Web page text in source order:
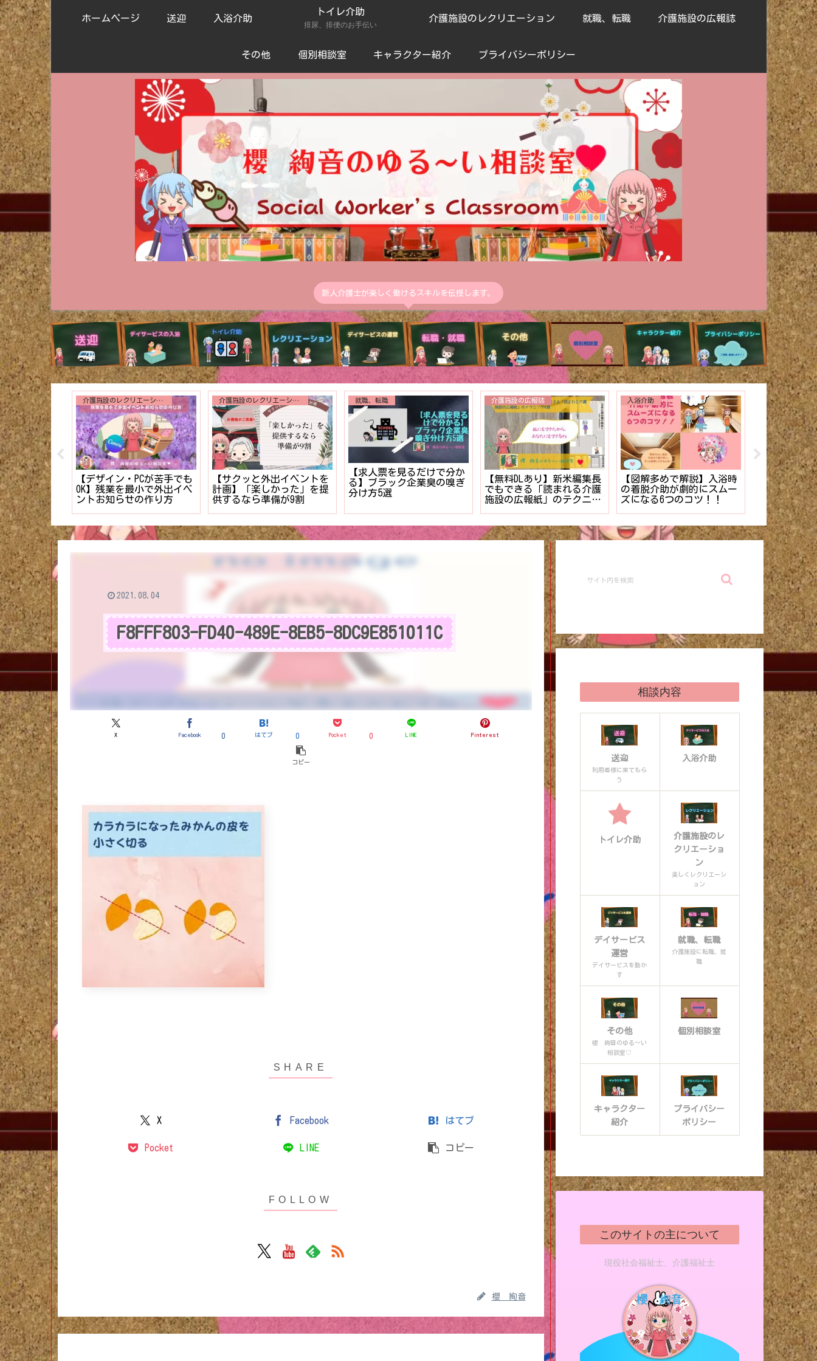
新人介護士が楽しく働けるスキルを伝授します。
ホームページ 送迎 入浴介助
トイレ介助
排尿、排便のお手伝い
介護施設のレクリエーション 就職、転職 介護施設の広報誌
その他 個別相談室 キャラクター紹介 プライバシーポリシー
説】入浴時
的にスムー
コツ！！
介護施設のレクリエーション
誕生日会で絶対に外せない
3つのアトラクション【利
用者様に最高の写真を】
入浴介助
【新人介護士のうちに解決
したい！】利用者様の入浴
拒否を克服する対策３ステ
送迎
送迎中の交通事故発生！！
二度と繰り返さない事故報
告書の書き方【マニュア
トイレ介助
【まだ終わらない】を解
決⁉︎新人介護士でもできる
排泄介助の管理法
その他
介護施設のケース記録の書
き方。【マニュアル】
【少ない準
イサービス
厳選❤︎
F8FFF803-FD40-489E-8EB5-8DC9E851011C
X Facebook 0 はてブ 0 Pocket 0 LINE Pinterest
コピー
2021.08.04
X Facebook はてブ
Pocket LINE コピー
櫻 絢音
相談内容
送迎
利用者様に来てもら
う
入浴介助
トイレ介助
介護施設のレ
クリエーショ
ン
楽しくレクリエーシ
ョン
デイサービス
運営
デイサービスを動か
す
就職、転職
介護施設に転職、就
職
その他
櫻 絢音のゆる〜い
相談室♡
個別相談室
キャラクター
紹介
プライバシー
ポリシー
このサイトの主について
現役社会福祉士、介護福祉士
櫻 絢音